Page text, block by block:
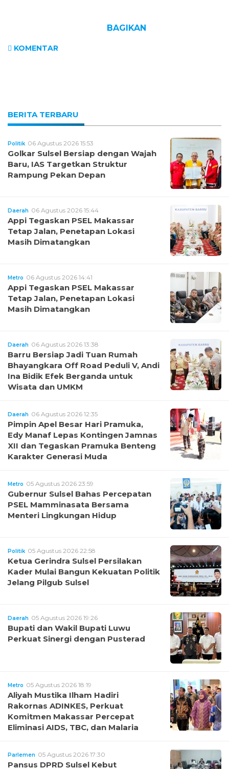
BAGIKAN
KOMENTAR
BERITA TERBARU
Politik 06 Agustus 2026 15:53
Golkar Sulsel Bersiap dengan Wajah
Baru, IAS Targetkan Struktur
Rampung Pekan Depan
Daerah 06 Agustus 2026 15:44
Appi Tegaskan PSEL Makassar
Tetap Jalan, Penetapan Lokasi
Masih Dimatangkan
Metro 06 Agustus 2026 14:41
Appi Tegaskan PSEL Makassar
Tetap Jalan, Penetapan Lokasi
Masih Dimatangkan
Daerah 06 Agustus 2026 13:38
Barru Bersiap Jadi Tuan Rumah
Bhayangkara Off Road Peduli V, Andi
Ina Bidik Efek Berganda untuk
Wisata dan UMKM
Daerah 06 Agustus 2026 12:35
Pimpin Apel Besar Hari Pramuka,
Edy Manaf Lepas Kontingen Jamnas
XII dan Tegaskan Pramuka Benteng
Karakter Generasi Muda
Metro 05 Agustus 2026 23:59
Gubernur Sulsel Bahas Percepatan
PSEL Mamminasata Bersama
Menteri Lingkungan Hidup
Politik 05 Agustus 2026 22:58
Ketua Gerindra Sulsel Persilakan
Kader Mulai Bangun Kekuatan Politik
Jelang Pilgub Sulsel
Daerah 05 Agustus 2026 19:26
Bupati dan Wakil Bupati Luwu
Perkuat Sinergi dengan Pusterad
Metro 05 Agustus 2026 18:19
Aliyah Mustika Ilham Hadiri
Rakornas ADINKES, Perkuat
Komitmen Makassar Percepat
Eliminasi AIDS, TBC, dan Malaria
Parlemen 05 Agustus 2026 17:30
Pansus DPRD Sulsel Kebut